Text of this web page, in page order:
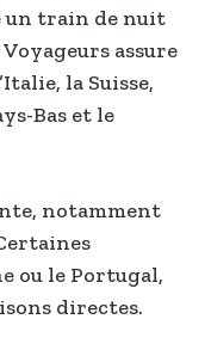
un train de nuit
assure
la Suisse,
Bas et le
notamment
ou le Portugal,
directes.